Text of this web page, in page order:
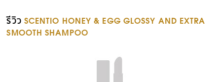
รีวิว SCENTIO HONEY & EGG GLOSSY AND EXTRA
SMOOTH SHAMPOO